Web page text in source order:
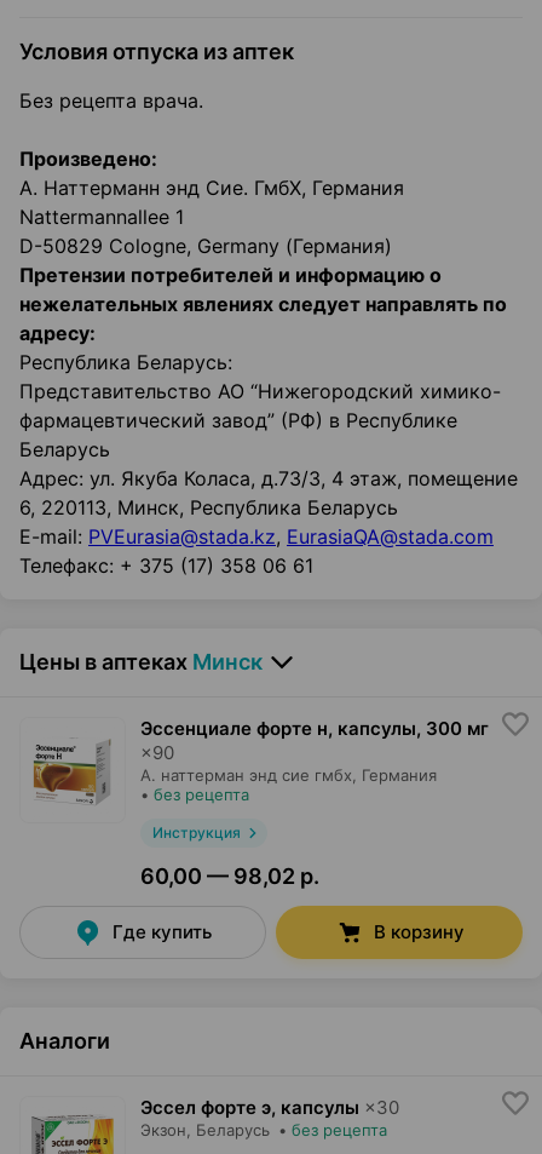
Условия отпуска из аптек
Без рецепта врача.
Произведено:
А. Наттерманн энд Сие. ГмбХ, Германия
Nattermannallee 1
D-50829 Cologne, Germany (Германия)
Претензии потребителей и информацию о
нежелательных явлениях следует направлять по
адресу:
Республика Беларусь:
Представительство АО “Нижегородский химико-
фармацевтический завод” (РФ) в Республике
Беларусь
Адрес: ул. Якуба Коласа, д.73/3, 4 этаж, помещение
6, 220113, Минск, Республика Беларусь
E-mail: PVEurasia@stada.kz, EurasiaQA@stada.com
Телефакс: + 375 (17) 358 06 61
Цены в аптеках Минск
Эссенциале форте н, капсулы, 300 мг
×90
А. наттерман энд сие гмбх, Германия
• без рецепта
Инструкция
60,00 — 98,02 р.
Где купить В корзину
Аналоги
Эссел форте э, капсулы ×30
Экзон, Беларусь • без рецепта